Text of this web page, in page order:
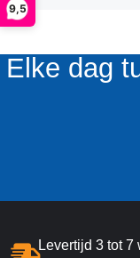
9,5
Elke dag
Levertijd 3 tot 7